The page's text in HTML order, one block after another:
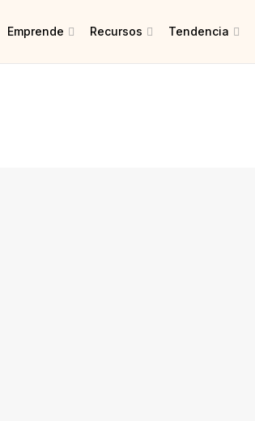
Emprende Recursos Tendencia